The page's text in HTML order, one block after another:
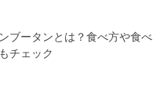
ブータンとは？食べ方や食べ
チェック